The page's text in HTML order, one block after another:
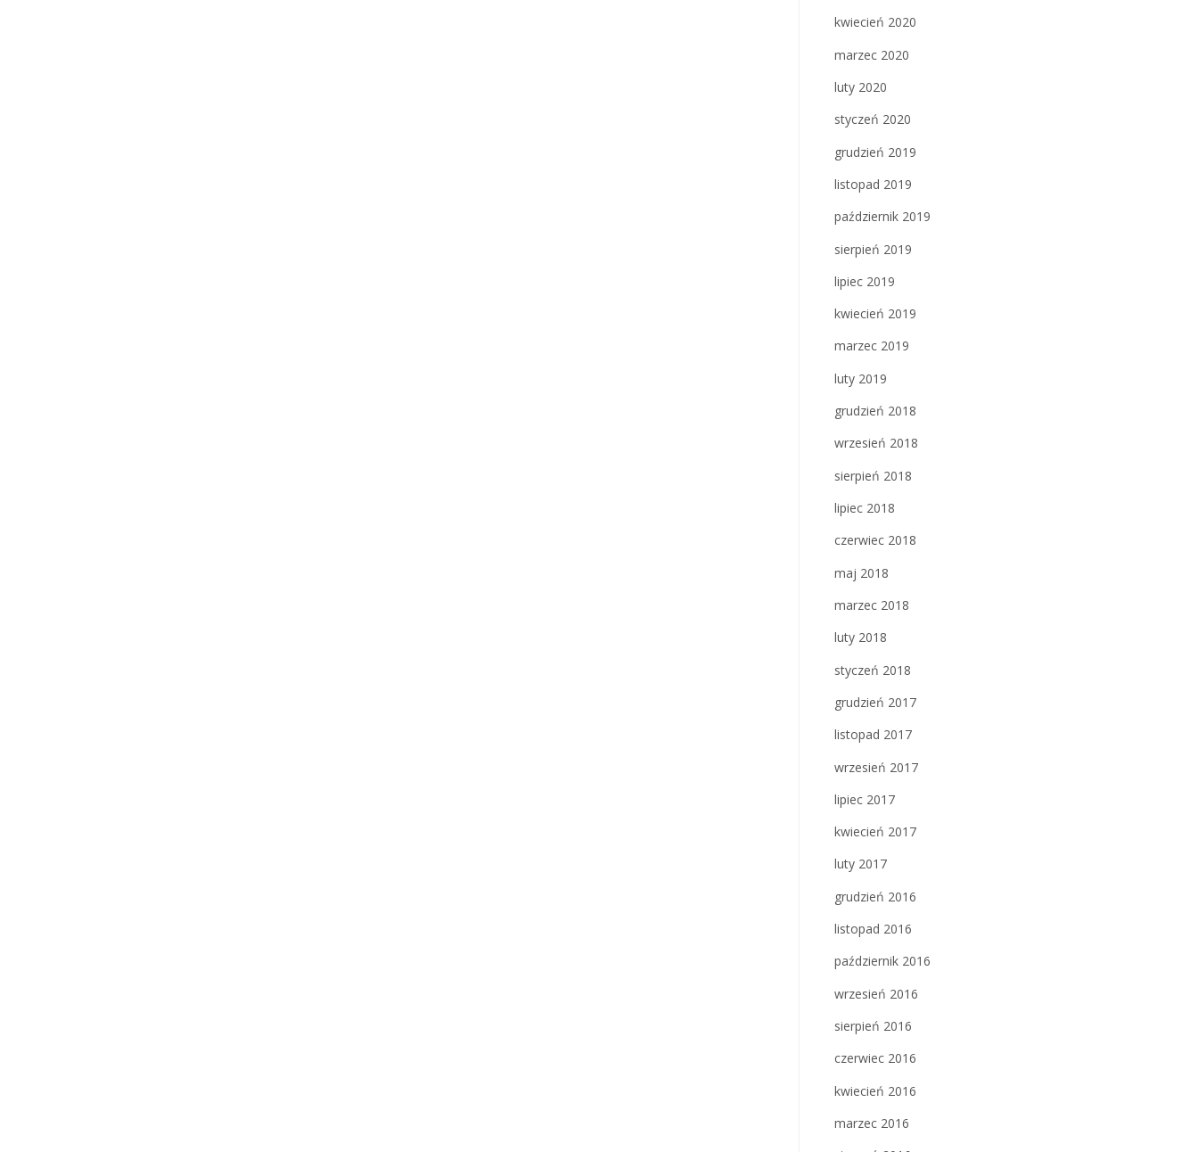
kwiecień 2020
marzec 2020
luty 2020
styczeń 2020
grudzień 2019
listopad 2019
październik 2019
sierpień 2019
lipiec 2019
kwiecień 2019
marzec 2019
luty 2019
grudzień 2018
wrzesień 2018
sierpień 2018
lipiec 2018
czerwiec 2018
maj 2018
marzec 2018
luty 2018
styczeń 2018
grudzień 2017
listopad 2017
wrzesień 2017
lipiec 2017
kwiecień 2017
luty 2017
grudzień 2016
listopad 2016
październik 2016
wrzesień 2016
sierpień 2016
czerwiec 2016
kwiecień 2016
marzec 2016